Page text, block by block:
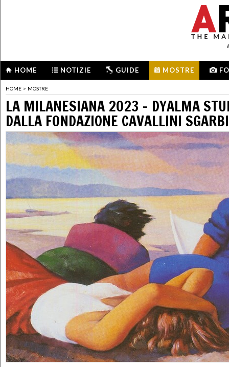
HOME NOTIZIE GUIDE MOSTRE
HOME > MOSTRE
LA MILANESIANA 2023 - DYALMA
DALLA FONDAZIONE CAVALLINI SGARBI